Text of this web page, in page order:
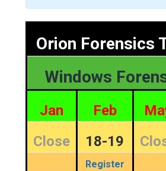
Orion Forensics
Windows
Jan Feb
Close
18-19
Register